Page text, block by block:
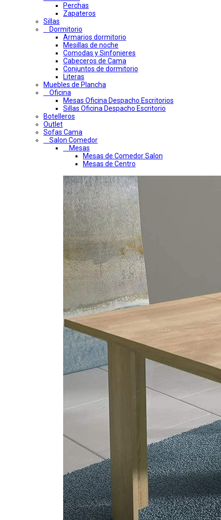
Perchas
Zapateros
Sillas
Dormitorio
Armarios dormitorio
Mesillas de noche
Comodas y Sinfonieres
Cabeceros de Cama
Conjuntos de dormitorio
Literas
Muebles de Plancha
Oficina
Mesas Oficina Despacho Escritorios
Sillas Oficina Despacho Escritorio
Botelleros
Outlet
Sofas Cama
Salon Comedor
Mesas
Mesas de Comedor Salon
Mesas de Centro